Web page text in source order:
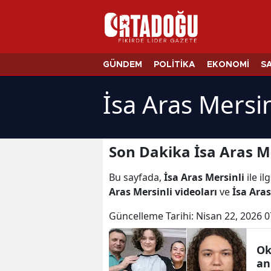
GÜNDEM POLİTİKA EKONOMİ
İsa Aras
Son Dakika İsa Aras
Bu sayfada, İsa Aras Mersinli ile
Aras Mersinli videoları veİsa
Güncelleme Tarihi: Nisan 22, 2026